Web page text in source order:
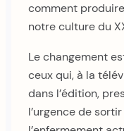
comment
notre culture du
Le changement
ceux qui, à la
dans l’édition,
l’urgence de